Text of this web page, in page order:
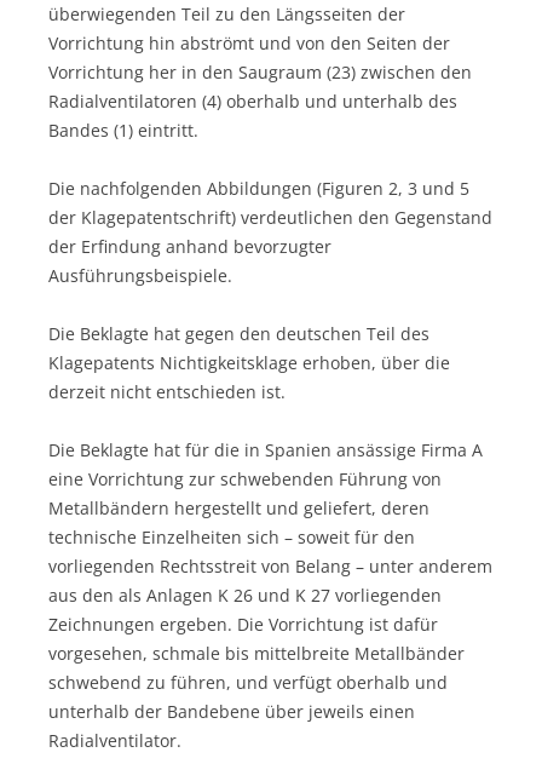
überwiegenden Teil zu den Längsseiten der
Vorrichtung hin abströmt und von den Seiten der
Vorrichtung her in den Saugraum (23) zwischen den
Radialventilatoren (4) oberhalb und unterhalb des
Bandes (1) eintritt.
Die nachfolgenden Abbildungen (Figuren 2, 3 und 5
der Klagepatentschrift) verdeutlichen den Gegenstand
der Erfindung anhand bevorzugter
Ausführungsbeispiele.
Die Beklagte hat gegen den deutschen Teil des
Klagepatents Nichtigkeitsklage erhoben, über die
derzeit nicht entschieden ist.
Die Beklagte hat für die in Spanien ansässige Firma A
eine Vorrichtung zur schwebenden Führung von
Metallbändern hergestellt und geliefert, deren
technische Einzelheiten sich – soweit für den
vorliegenden Rechtsstreit von Belang – unter anderem
aus den als Anlagen K 26 und K 27 vorliegenden
Zeichnungen ergeben. Die Vorrichtung ist dafür
vorgesehen, schmale bis mittelbreite Metallbänder
schwebend zu führen, und verfügt oberhalb und
unterhalb der Bandebene über jeweils einen
Radialventilator.